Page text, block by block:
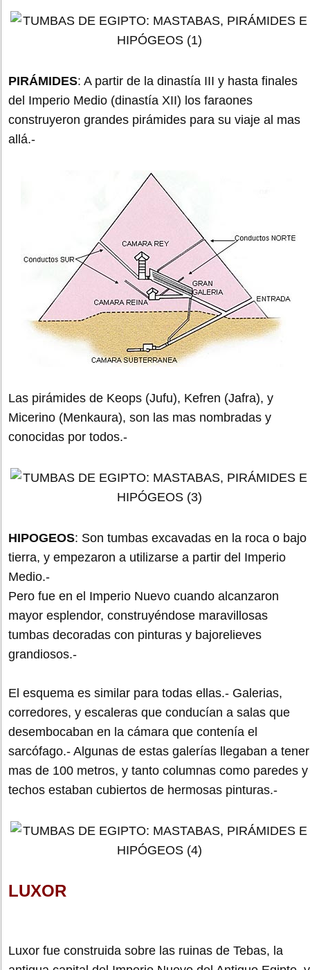
PIRÁMIDES: A partir de la dinastía III y hasta finales
del Imperio Medio (dinastía XII) los faraones
construyeron grandes pirámides para su viaje al mas
allá.-
Las pirámides de Keops (Jufu), Kefren (Jafra), y
Micerino (Menkaura), son las mas nombradas y
conocidas por todos.-
HIPOGEOS: Son tumbas excavadas en la roca o bajo
tierra, y empezaron a utilizarse a partir del Imperio
Medio.-
Pero fue en el Imperio Nuevo cuando alcanzaron
mayor esplendor, construyéndose maravillosas
tumbas decoradas con pinturas y bajorelieves
grandiosos.-
El esquema es similar para todas ellas.- Galerias,
corredores, y escaleras que conducían a salas que
desembocaban en la cámara que contenía el
sarcófago.- Algunas de estas galerías llegaban a tener
mas de 100 metros, y tanto columnas como paredes y
techos estaban cubiertos de hermosas pinturas.-
LUXOR
Luxor fue construida sobre las ruinas de Tebas, la